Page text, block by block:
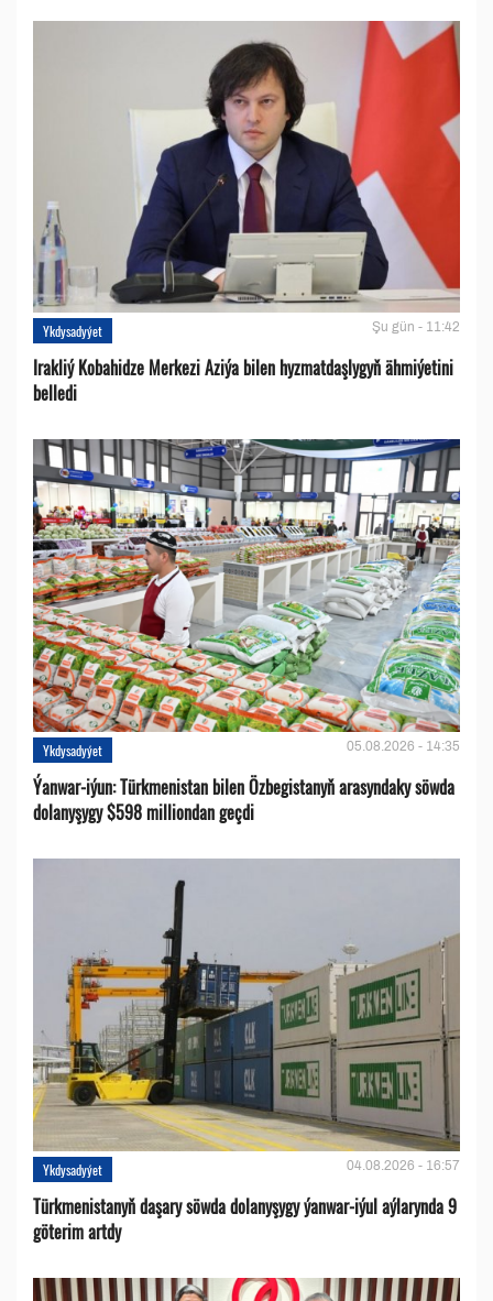
Ykdysadyýet Şu gün - 11:42
Irakliý Kobahidze Merkezi Aziýa bilen hyzmatdaşlygyň ähmiýetini
belledi
Ykdysadyýet 05.08.2026 - 14:35
Ýanwar-iýun: Türkmenistan bilen Özbegistanyň arasyndaky söwda
dolanyşygy $598 milliondan geçdi
Ykdysadyýet 04.08.2026 - 16:57
Türkmenistanyň daşary söwda dolanyşygy ýanwar-iýul aýlarynda 9
göterim artdy